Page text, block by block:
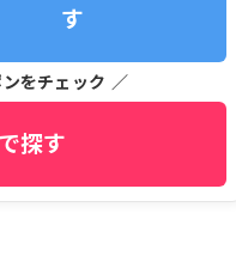
す
をチェック ／
探す